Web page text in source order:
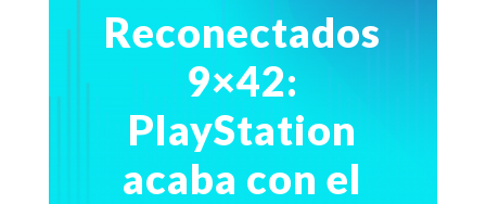
Reconectados
9×42:
PlayStation
acaba con el